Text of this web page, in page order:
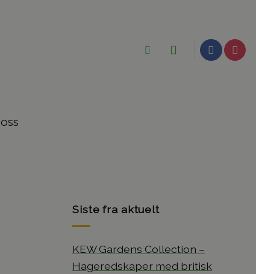
Siste fra aktuelt
KEW Gardens Collection –
Hageredskaper med britisk